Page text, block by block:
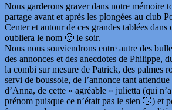
Nous garderons graver dans notre mémoire
partage avant et après les plongées au club
Center et autour de ces grandes tablées dans
oubliera le nom 🙂 le soir.
Nous nous souviendrons entre autre des
des annonces et des anecdotes de Philippe,
la combi sur mesure de Patrick, des palmes
servi de boussole, de l’annonce tant attendue
d’Anna, de cette « agréable » julietta (qui
prénom puisque ce n’était pas le sien 🤣) et